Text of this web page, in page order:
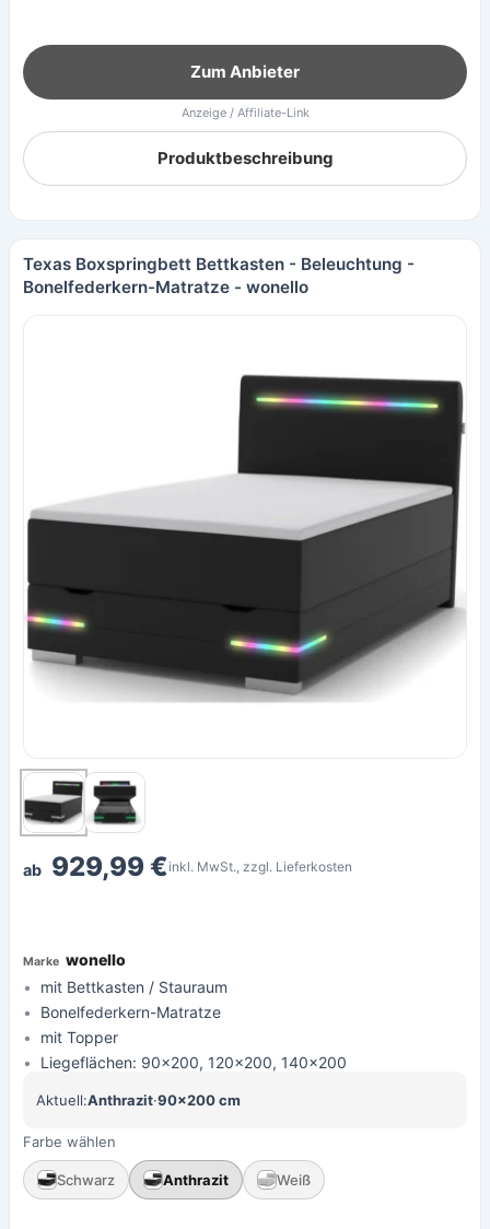
Zum Anbieter
Anzeige / Affiliate-Link
Produktbeschreibung
Texas Boxspringbett Bettkasten - Beleuchtung -
Bonelfederkern-Matratze - wonello
ab 929,99 €inkl. MwSt., zzgl. Lieferkosten
wonello
mit Bettkasten / Stauraum
Bonelfederkern-Matratze
mit Topper
Liegeflächen: 90x200, 120x200, 140x200
Aktuell:Anthrazit·90×200 cm
Farbe wählen
Schwarz Anthrazit Weiß